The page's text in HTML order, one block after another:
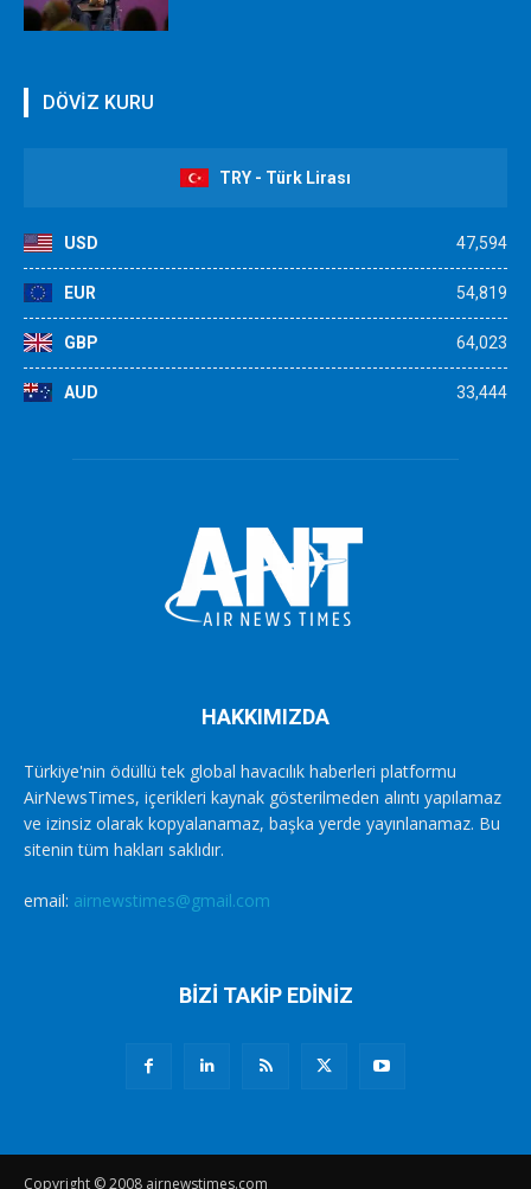
DÖVİZ KURU
TRY - Türk Lirası
USD 47,594
EUR 54,819
GBP 64,023
AUD 33,444
HAKKIMIZDA
Türkiye'nin ödüllü tek global havacılık haberleri platformu
AirNewsTimes, içerikleri kaynak gösterilmeden alıntı yapılamaz
ve izinsiz olarak kopyalanamaz, başka yerde yayınlanamaz. Bu
sitenin tüm hakları saklıdır.
email: airnewstimes@gmail.com
BİZİ TAKİP EDİNİZ
Copyright © 2008 airnewstimes.com